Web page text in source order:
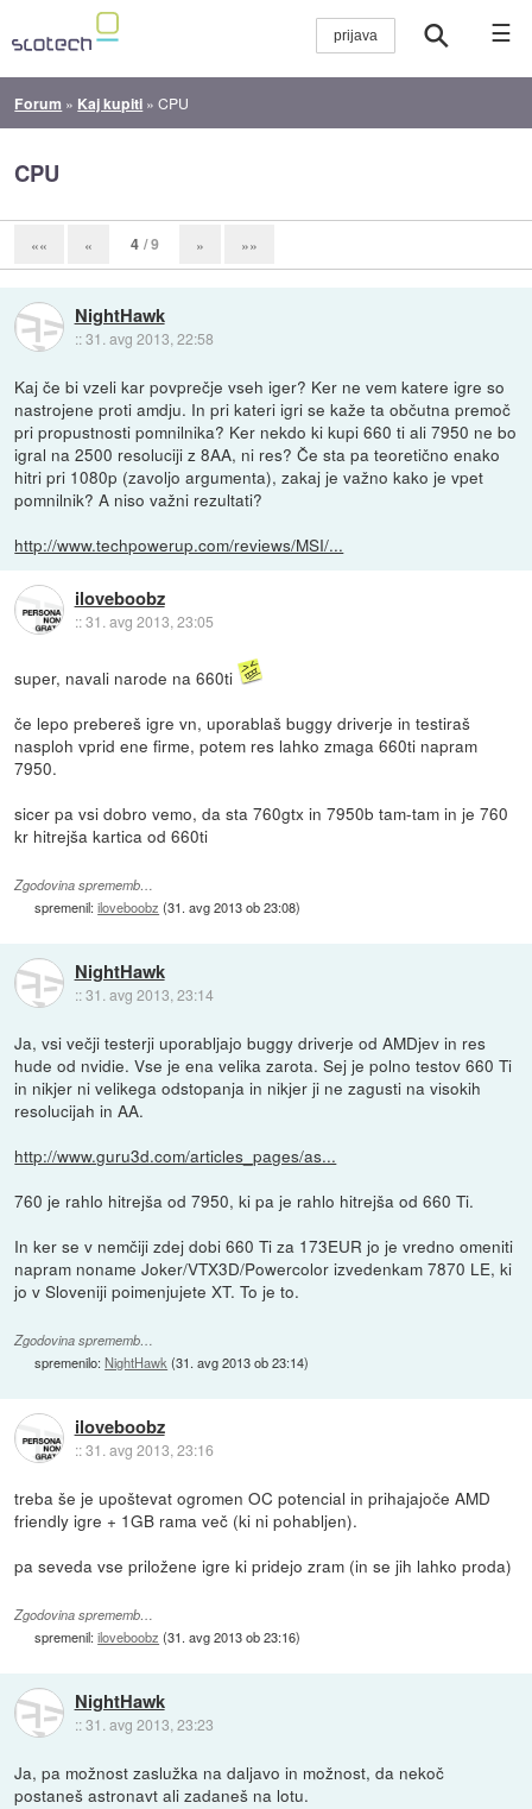
☰
Forum » Kaj kupiti »CPU
CPU
«« « 4 / 9 » »»
NightHawk
::31. avg 2013, 22:58
Kaj če bi vzeli kar povprečje vseh iger? Ker ne vem katere igre so
nastrojene proti amdju. In pri kateri igri se kaže ta občutna premoč
pri propustnosti pomnilnika? Ker nekdo ki kupi 660 ti ali 7950 ne bo
igral na 2500 resoluciji z 8AA, ni res? Če sta pa teoretično enako
hitri pri 1080p (zavoljo argumenta), zakaj je važno kako je vpet
pomnilnik? A niso važni rezultati?
http://www.techpowerup.com/reviews/MSI/...
iloveboobz
::31. avg 2013, 23:05
super, navali narode na 660ti
če lepo prebereš igre vn, uporablaš buggy driverje in testiraš
nasploh vprid ene firme, potem res lahko zmaga 660ti napram
7950.
sicer pa vsi dobro vemo, da sta 760gtx in 7950b tam-tam in je 760
kr hitrejša kartica od 660ti
Zgodovina sprememb…
spremenil:iloveboobz (31. avg 2013 ob 23:08)
NightHawk
::31. avg 2013, 23:14
Ja, vsi večji testerji uporabljajo buggy driverje od AMDjev in res
hude od nvidie. Vse je ena velika zarota. Sej je polno testov 660 Ti
in nikjer ni velikega odstopanja in nikjer ji ne zagusti na visokih
resolucijah in AA.
http://www.guru3d.com/articles_pages/as...
760 je rahlo hitrejša od 7950, ki pa je rahlo hitrejša od 660 Ti.
In ker se v nemčiji zdej dobi 660 Ti za 173EUR jo je vredno omeniti
napram noname Joker/VTX3D/Powercolor izvedenkam 7870 LE, ki
jo v Sloveniji poimenjujete XT. To je to.
Zgodovina sprememb…
spremenilo:NightHawk (31. avg 2013 ob 23:14)
iloveboobz
::31. avg 2013, 23:16
treba še je upoštevat ogromen OC potencial in prihajajoče AMD
friendly igre + 1GB rama več (ki ni pohabljen).
pa seveda vse priložene igre ki pridejo zram (in se jih lahko proda)
Zgodovina sprememb…
spremenil:iloveboobz (31. avg 2013 ob 23:16)
NightHawk
::31. avg 2013, 23:23
Ja, pa možnost zaslužka na daljavo in možnost, da nekoč
postaneš astronavt ali zadaneš na lotu.